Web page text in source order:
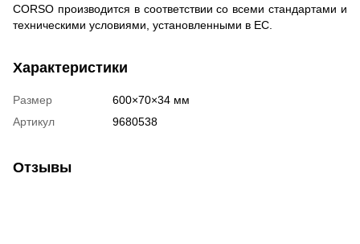
CORSO производится в соответствии со всеми стандартами и
техническими условиями, установленными в ЕС.
Характеристики
Размер
600×70×34 мм
Артикул
9680538
Отзывы